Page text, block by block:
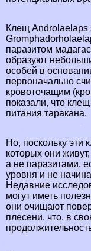
Клещ Androlaelaps
паразитом
образуют
особей в
первоначально
кровоточащим
показали, что
питания таpaкана.
Но, поскольку эти
которых они
а не паразитами,
уровня и не
Недавние
могут иметь
они очищают
плесени, что, в